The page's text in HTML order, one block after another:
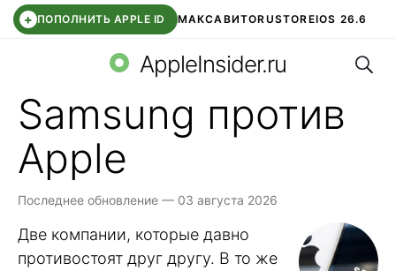
+ ПОПОЛНИТЬ APPLE ID МАКСАВИТОRUSTOREIOS 26.6
СБЕР КИДС ВТБ ОНЛАЙН ЧАТ В ROBLOX
AppleInsider.ru
Samsung против
Apple
Последнее обновление — 03 августа 2026
Две компании, которые давно
противостоят друг другу. В то же